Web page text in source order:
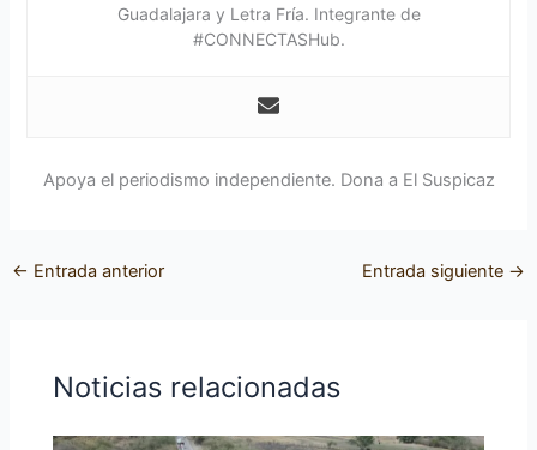
Guadalajara y Letra Fría. Integrante de
#CONNECTASHub.
Apoya el periodismo independiente. Dona a El Suspicaz
← Entrada anterior Entrada siguiente →
Noticias relacionadas